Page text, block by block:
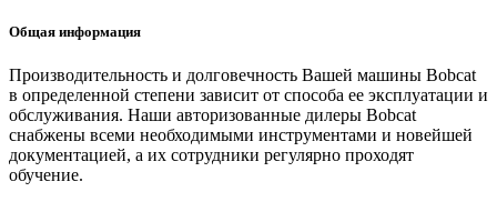
Общая информация
Производительность и долговечность Вашей машины Bobcat
в определенной степени зависит от способа ее эксплуатации и
обслуживания. Наши авторизованные дилеры Bobcat
снабжены всеми необходимыми инструментами и новейшей
документацией, а их сотрудники регулярно проходят
обучение.